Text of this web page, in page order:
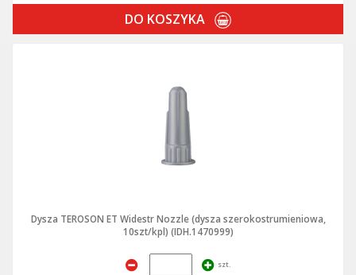
DO KOSZYKA
Dysza TEROSON ET Widestr Nozzle (dysza szerokostrumieniowa,
10szt/kpl) (IDH.1470999)
szt.